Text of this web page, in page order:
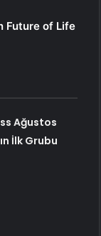
Future of Life
Ağustos
İlk Grubu